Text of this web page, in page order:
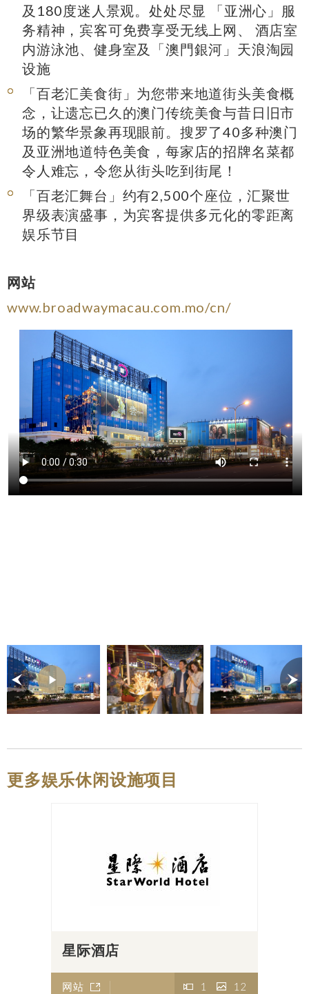
及180度迷人景观。处处尽显 「亚洲心」服
务精神，宾客可免费享受无线上网、 酒店室
内游泳池、健身室及「澳門銀河」天浪淘园
设施
「百老汇美食街」为您带来地道街头美食概
念，让遗忘已久的澳门传统美食与昔日旧市
场的繁华景象再现眼前。搜罗了40多种澳门
及亚洲地道特色美食，每家店的招牌名菜都
令人难忘，令您从街头吃到街尾！
「百老汇舞台」约有2,500个座位，汇聚世
界级表演盛事，为宾客提供多元化的零距离
娱乐节目
网站
www.broadwaymacau.com.mo/cn/
更多娱乐休闲设施项目
星际酒店
网站 1 12